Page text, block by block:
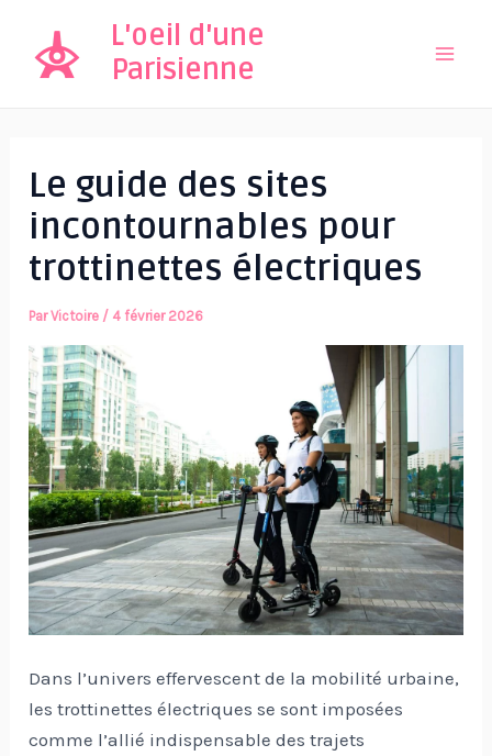
contenu
L'oeil d'une
Parisienne
Le guide des sites
incontournables pour
trottinettes électriques
ParVictoire / 4 février 2026
Dans l’univers effervescent de la mobilité urbaine,
les trottinettes électriques se sont imposées
comme l’allié indispensable des trajets